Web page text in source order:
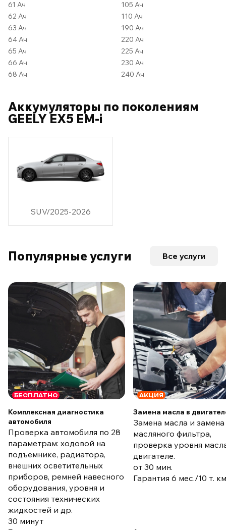
61 Ач
62 Ач
63 Ач
64 Ач
65 Ач
66 Ач
68 Ач
105 Ач
110 Ач
190 Ач
220 Ач
225 Ач
230 Ач
240 Ач
Аккумуляторы по поколениям
GEELY EX5 EM-i
SUV/2025-2026
Популярные услуги Все услуги
БЕСПЛАТНО
Комплексная диагностика
автомобиля
Проверка автомобиля по 28
параметрам: ходовой на
подъемнике, радиатора,
внешних осветительных
приборов, ремней навесного
оборудования, уровня и
состояния технических
жидкостей и др.
30 минут
АКЦИЯ
Замена масла в
Замена масла и замена
масляного фильтра,
проверка уровня
двигателе.
от 30 мин.
Гарантия 6 мес./10 т.